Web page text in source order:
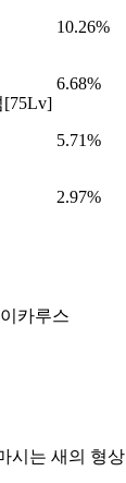
10.26%
[75Lv]
6.68%
5.71%
2.97%
카루스
시는 새의 형상